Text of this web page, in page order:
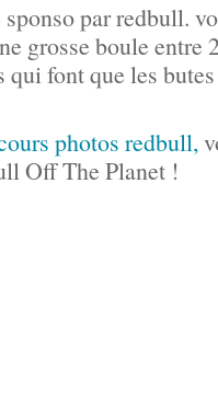
par redbull.
grosse boule entre
font que les
photos redbull,
Off The Planet !